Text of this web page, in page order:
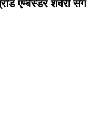
एम्बेस्डर शर्वरी संग